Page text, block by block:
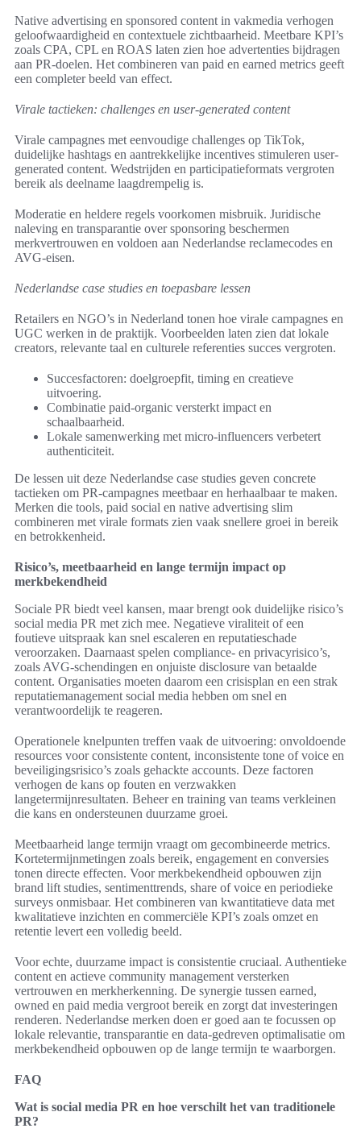
Native advertising en sponsored content in vakmedia verhogen
geloofwaardigheid en contextuele zichtbaarheid. Meetbare KPI’s
zoals CPA, CPL en ROAS laten zien hoe advertenties bijdragen
aan PR-doelen. Het combineren van paid en earned metrics geeft
een completer beeld van effect.
Virale tactieken: challenges en user-generated content
Virale campagnes met eenvoudige challenges op TikTok,
duidelijke hashtags en aantrekkelijke incentives stimuleren user-
generated content. Wedstrijden en participatieformats vergroten
bereik als deelname laagdrempelig is.
Moderatie en heldere regels voorkomen misbruik. Juridische
naleving en transparantie over sponsoring beschermen
merkvertrouwen en voldoen aan Nederlandse reclamecodes en
AVG-eisen.
Nederlandse case studies en toepasbare lessen
Retailers en NGO’s in Nederland tonen hoe virale campagnes en
UGC werken in de praktijk. Voorbeelden laten zien dat lokale
creators, relevante taal en culturele referenties succes vergroten.
Succesfactoren: doelgroepfit, timing en creatieve
uitvoering.
Combinatie paid-organic versterkt impact en
schaalbaarheid.
Lokale samenwerking met micro-influencers verbetert
authenticiteit.
De lessen uit deze Nederlandse case studies geven concrete
tactieken om PR-campagnes meetbaar en herhaalbaar te maken.
Merken die tools, paid social en native advertising slim
combineren met virale formats zien vaak snellere groei in bereik
en betrokkenheid.
Risico’s, meetbaarheid en lange termijn impact op
merkbekendheid
Sociale PR biedt veel kansen, maar brengt ook duidelijke risico’s
social media PR met zich mee. Negatieve viraliteit of een
foutieve uitspraak kan snel escaleren en reputatieschade
veroorzaken. Daarnaast spelen compliance- en privacyrisico’s,
zoals AVG-schendingen en onjuiste disclosure van betaalde
content. Organisaties moeten daarom een crisisplan en een strak
reputatiemanagement social media hebben om snel en
verantwoordelijk te reageren.
Operationele knelpunten treffen vaak de uitvoering: onvoldoende
resources voor consistente content, inconsistente tone of voice en
beveiligingsrisico’s zoals gehackte accounts. Deze factoren
verhogen de kans op fouten en verzwakken
langetermijnresultaten. Beheer en training van teams verkleinen
die kans en ondersteunen duurzame groei.
Meetbaarheid lange termijn vraagt om gecombineerde metrics.
Kortetermijnmetingen zoals bereik, engagement en conversies
tonen directe effecten. Voor merkbekendheid opbouwen zijn
brand lift studies, sentimenttrends, share of voice en periodieke
surveys onmisbaar. Het combineren van kwantitatieve data met
kwalitatieve inzichten en commerciële KPI’s zoals omzet en
retentie levert een volledig beeld.
Voor echte, duurzame impact is consistentie cruciaal. Authentieke
content en actieve community management versterken
vertrouwen en merkherkenning. De synergie tussen earned,
owned en paid media vergroot bereik en zorgt dat investeringen
renderen. Nederlandse merken doen er goed aan te focussen op
lokale relevantie, transparantie en data-gedreven optimalisatie om
merkbekendheid opbouwen op de lange termijn te waarborgen.
FAQ
Wat is social media PR en hoe verschilt het van traditionele
PR?